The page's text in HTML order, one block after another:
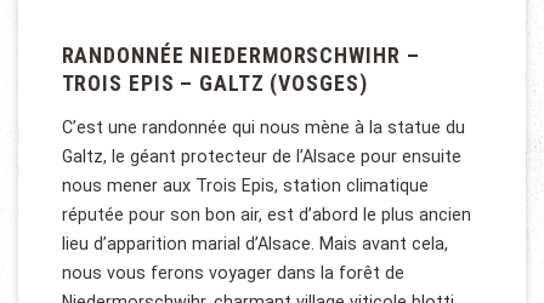
RANDONNÉE NIEDERMORSCHWIHR –
TROIS EPIS – GALTZ (VOSGES)
C’est une randonnée qui nous mène à la statue du
Galtz, le géant protecteur de l’Alsace pour ensuite
nous mener aux Trois Epis, station climatique
réputée pour son bon air, est d’abord le plus ancien
lieu d’apparition marial d’Alsace. Mais avant cela,
nous vous ferons voyager dans la forêt de